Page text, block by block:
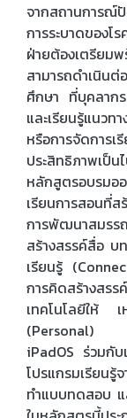
จากสถานการณ์
การระบาดของโ
ฝ่ายต้องเตรียม
สามารถดำเนินต่
ศึกษา ที่บุคลาก
และเรียนรู้แนวท
หรือการจัดการ
ประสิทธิภาพเป็
หลักสูตรอบรมอ
เรียนการสอนที่ส
การพัฒนาสมรรถ
สร้างสรรค์สื่อ บ
เรียนรู้
การคิดสร้างส
เทคโนโลยีให้ เ
(Personal) ผ่
iPadOS ร่วมกับ
โปรแกรมเรียนรู้
ทำแบบทดสอบ แ